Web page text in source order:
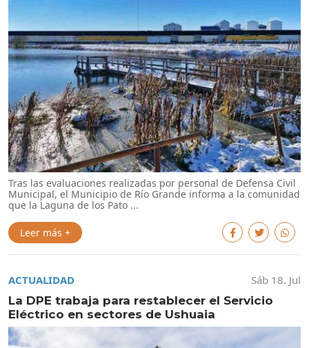
Tras las evaluaciones realizadas por personal de Defensa Civil
Municipal, el Municipio de Río Grande informa a la comunidad
que la Laguna de los Pato ...
Leer más +
ACTUALIDAD
Sáb 18. Jul
La DPE trabaja para restablecer el Servicio
Eléctrico en sectores de Ushuaia